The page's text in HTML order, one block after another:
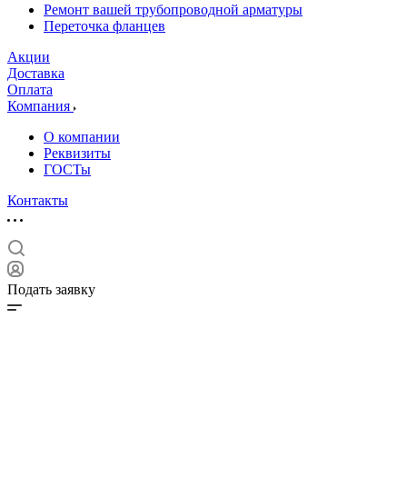
Ремонт вашей трубопроводной арматуры
Переточка фланцев
Акции
Доставка
Оплата
Компания
О компании
Реквизиты
ГОСТы
Контакты
Подать заявку